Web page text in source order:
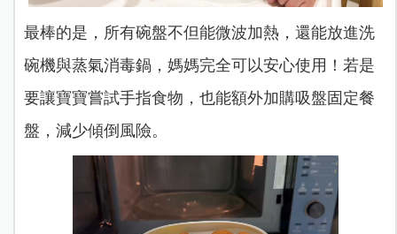
最棒的是，所有碗盤不但能微波加熱，還能放進洗
碗機與蒸氣消毒鍋，媽媽完全可以安心使用！若是
要讓寶寶嘗試手指食物，也能額外加購吸盤固定餐
盤，減少傾倒風險。